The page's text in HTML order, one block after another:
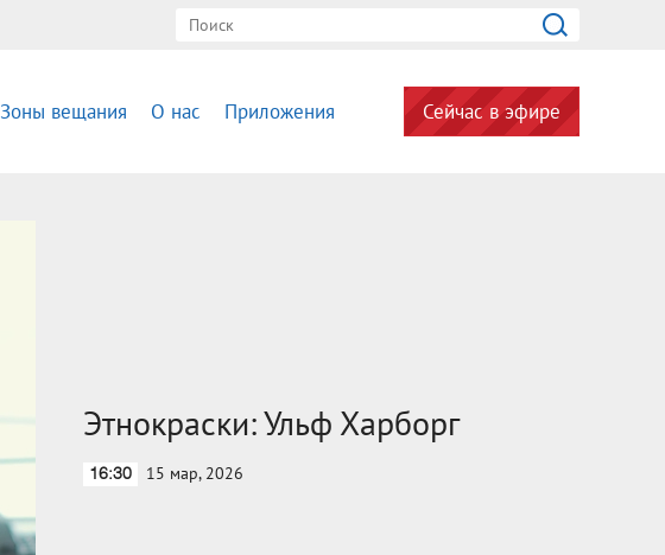
Зоны вещания О нас Приложения Сейчас в эфире
Этнокраски: Ульф Харборг
16:30 15 мар, 2026